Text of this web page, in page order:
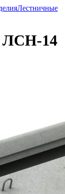
Лестничные
ЛСН-14